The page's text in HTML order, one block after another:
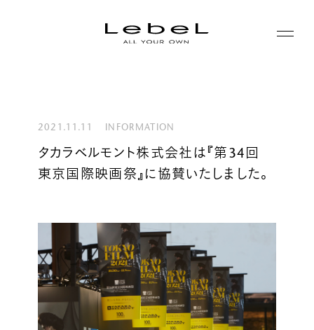
コンセプト
ヒストリー
シリーズ一覧
JOURNAL
LABORATORY
ルベルの研究開発
2021.11.11 INFORMATION
タカラベルモント株式会社は『第34回
東京国際映画祭』に協賛いたしました。